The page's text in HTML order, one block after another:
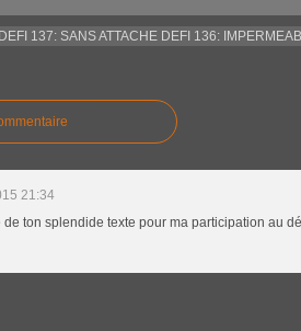
137: SANS ATTACHE DEFI 136:
21:34
ton splendide texte pour ma participation au